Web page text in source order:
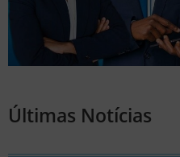
Últimas Notícias